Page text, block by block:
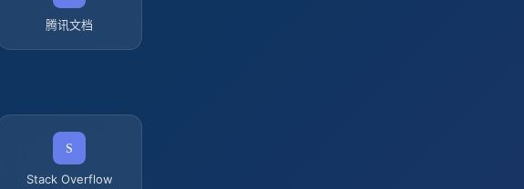
腾讯文档
Stack Overflow